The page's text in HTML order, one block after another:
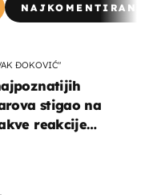
ĐOKOVIĆ"
stigao na
reakcije